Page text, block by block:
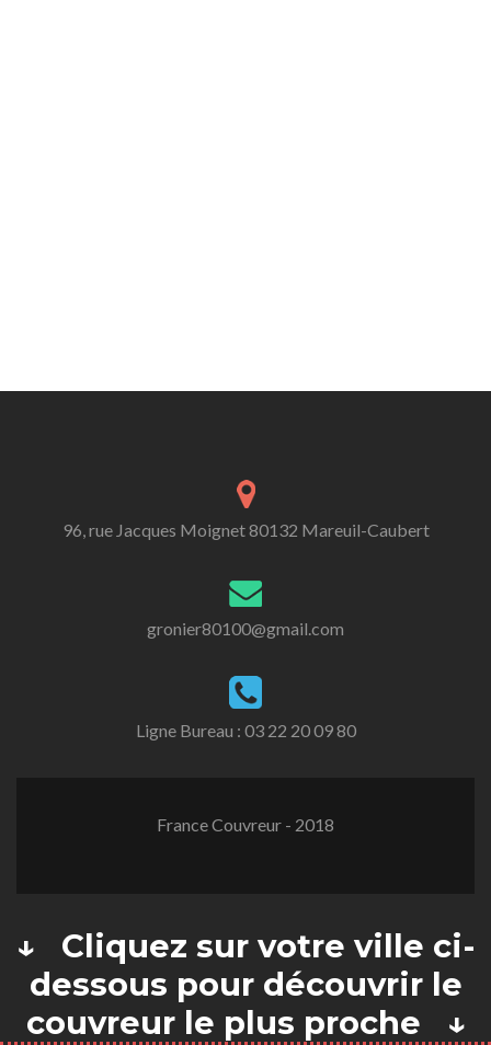
96, rue Jacques Moignet 80132 Mareuil-Caubert
gronier80100@gmail.com
Ligne Bureau : 03 22 20 09 80
France Couvreur - 2018
↓ Cliquez sur votre ville ci-
dessous pour découvrir le
couvreur le plus proche ↓